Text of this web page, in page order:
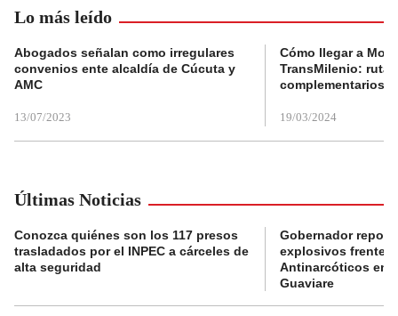
Lo más leído
Abogados señalan como irregulares
convenios ente alcaldía de Cúcuta y
AMC
13/07/2023
Cómo llegar a
TransMilenio:
complementarios
19/03/2024
Últimas Noticias
Conozca quiénes son los 117 presos
trasladados por el INPEC a cárceles de
alta seguridad
Gobernador
explosivos frente a
Antinarcóticos en
Guaviare